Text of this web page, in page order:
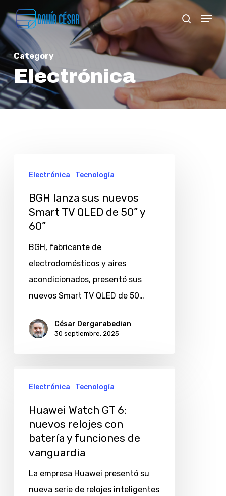
to
main
content
search
Menu
Category
Electrónica
lanza
nuevos
Smart
Electrónica Tecnología
BGH lanza sus nuevos
Smart TV QLED de 50” y
60”
BGH, fabricante de
electrodomésticos y aires
acondicionados, presentó sus
nuevos Smart TV QLED de 50…
César Dergarabedian
30 septiembre, 2025
Watch
nuevos
relojes
batería
Electrónica Tecnología
Huawei Watch GT 6:
nuevos relojes con
batería y funciones de
vanguardia
La empresa Huawei presentó su
nueva serie de relojes inteligentes
Close
Menu